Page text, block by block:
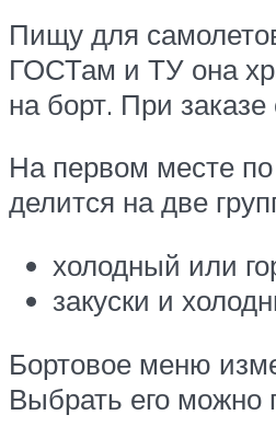
Пищу для
ГОСТам и ТУ она
на борт. При заказе
На первом месте
делится на две
холодный или
закуски и
Бортовое меню
Выбрать его можно